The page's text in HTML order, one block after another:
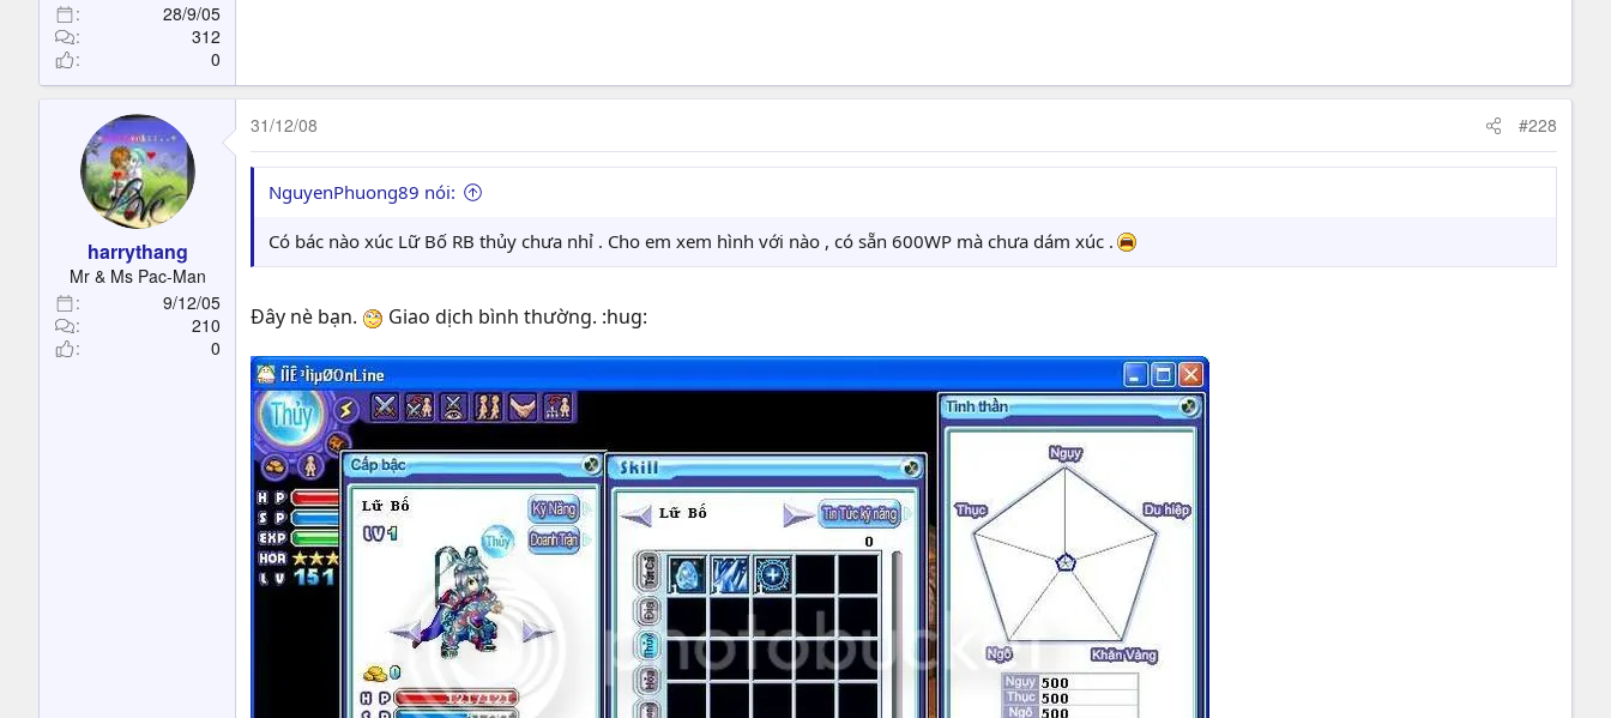
28/9/05
312
0
harrythang
Mr & Ms Pac-Man
9/12/05
210
0
31/12/08 #228
NguyenPhuong89 nói:
Có bác nào xúc Lữ Bố RB thủy chưa nhỉ . Cho em xem hình với nào , có sẵn 600WP mà chưa dám xúc .
Đây nè bạn. Giao dịch bình thường. :hug: